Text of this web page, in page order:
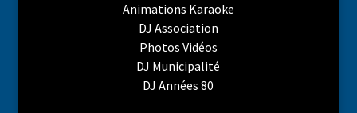
Animations Karaoke
DJ Association
Photos Vidéos
DJ Municipalité
DJ Années 80